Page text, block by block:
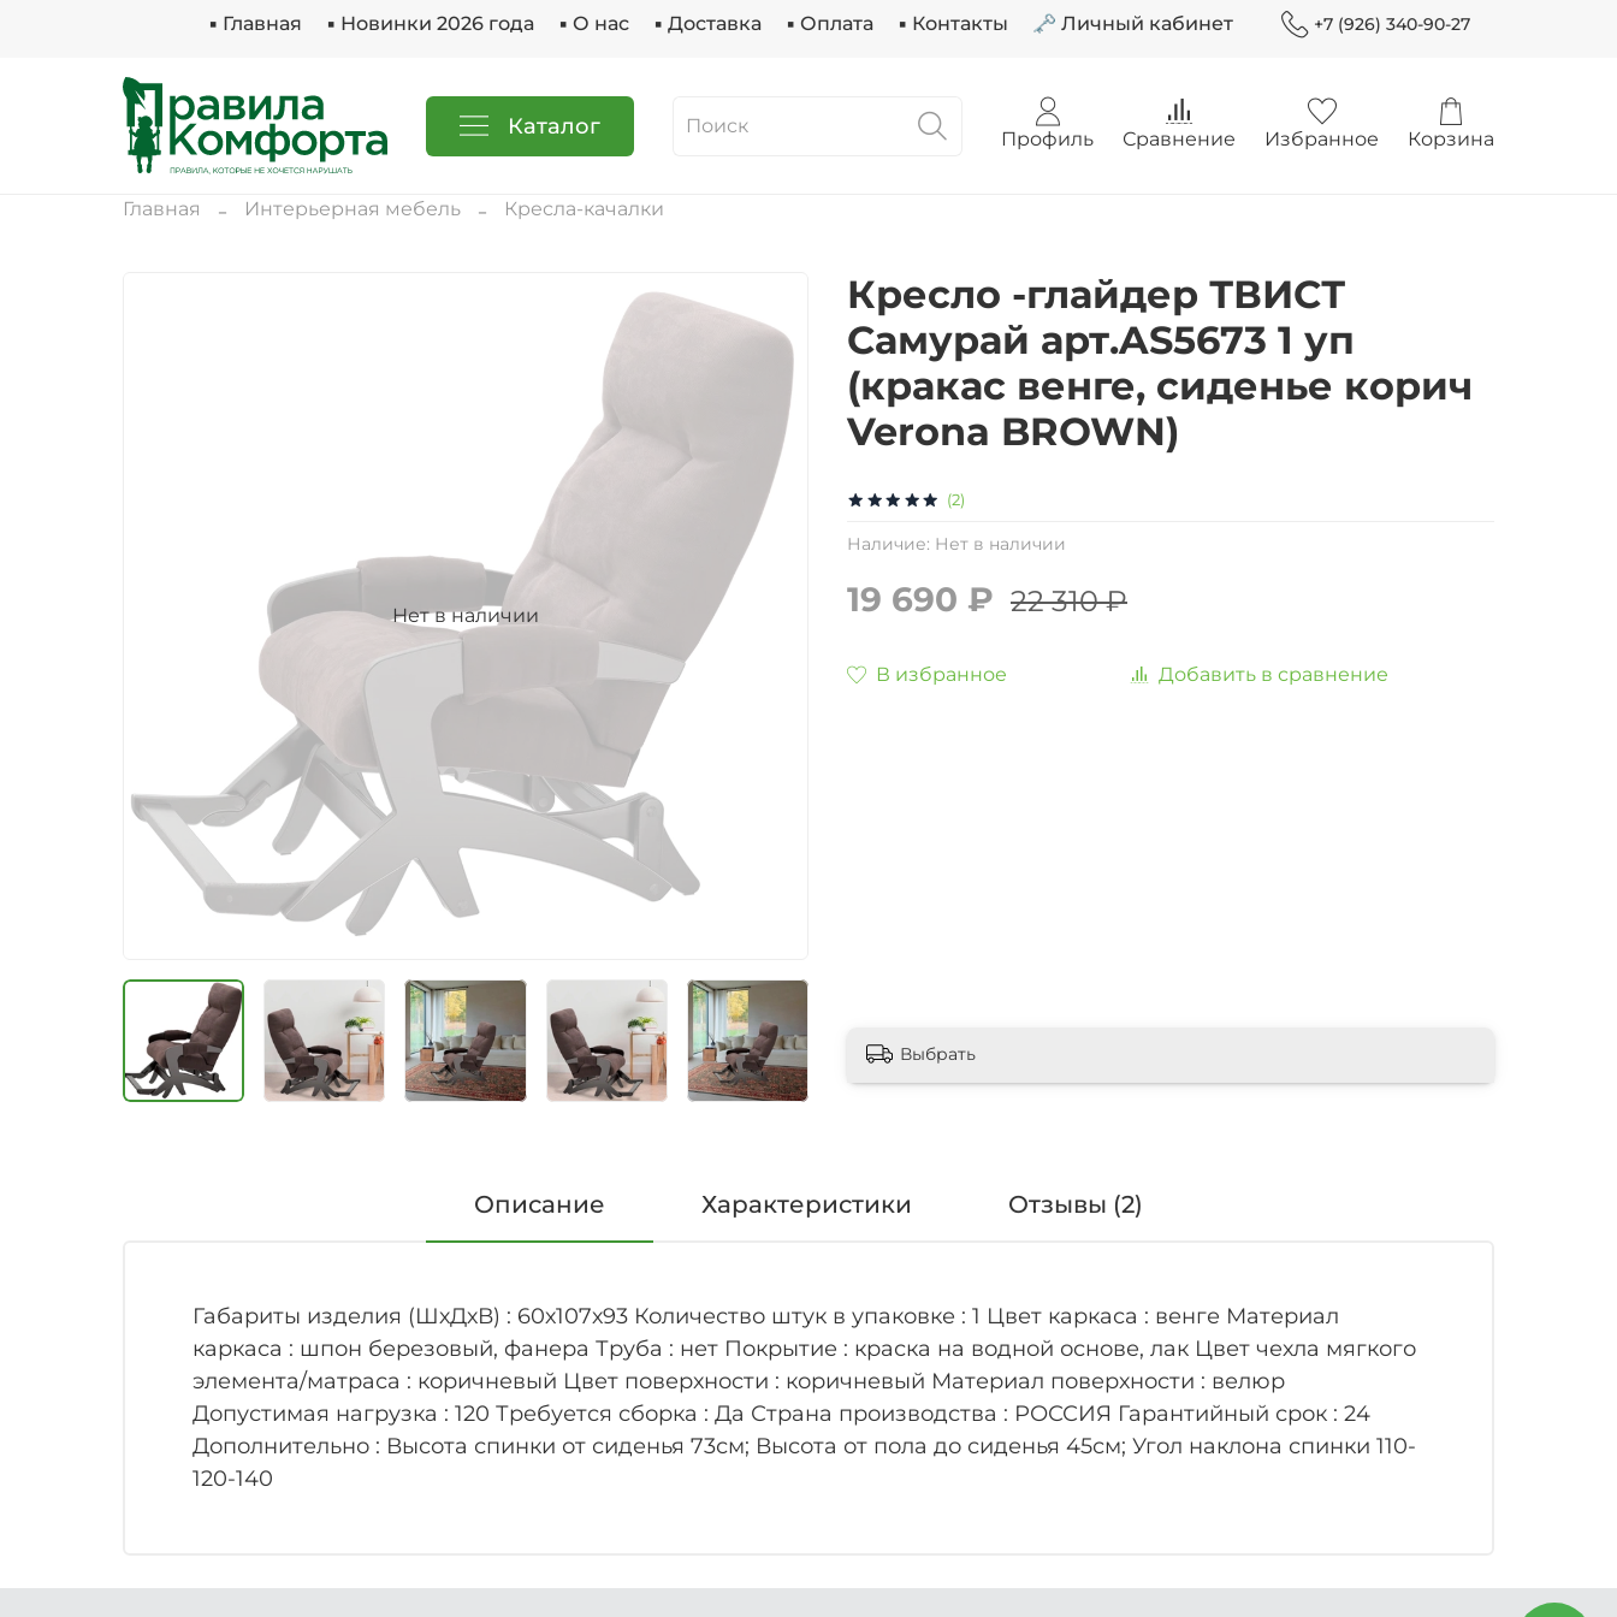
▪ Главная ▪ Новинки 2026 года ▪ О нас ▪ Доставка ▪ Оплата ▪ Контакты 🗝 Личный кабинет +7 (926) 340-90-27
Каталог Профиль Сравнение Избранное Корзина
Главная Интерьерная мебель Кресла-качалки
Нет в наличии
(2)
Наличие: Нет в наличии
Кресло -глайдер ТВИСТ
Самурай арт.AS5673 1 уп
(кракас венге, сиденье корич
Verona BROWN)
19 690 ₽ 22 310 ₽
В избранное Добавить в сравнение
Выбрать
Описание Характеристики Отзывы (2)
Габариты изделия (ШхДхВ) : 60х107х93 Количество штук в упаковке : 1 Цвет каркаса : венге Материал
каркаса : шпон березовый, фанера Труба : нет Покрытие : краска на водной основе, лак Цвет чехла мягкого
элемента/матраса : коричневый Цвет поверхности : коричневый Материал поверхности : велюр
Допустимая нагрузка : 120 Требуется сборка : Да Страна производства : РОССИЯ Гарантийный срок : 24
Дополнительно : Высота спинки от сиденья 73см; Высота от пола до сиденья 45см; Угол наклона спинки 110-
120-140